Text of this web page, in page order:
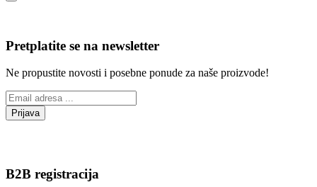
Pretplatite se na newsletter
Ne propustite novosti i posebne ponude za naše proizvode!
B2B registracija